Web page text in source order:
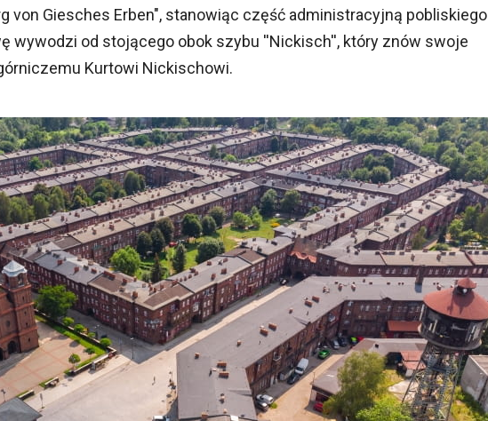
von Giesches Erben", stanowiąc część administracyjną pobliskiego
wywodzi od stojącego obok szybu ''Nickisch'', który znów swoje
Kurtowi Nickischowi.